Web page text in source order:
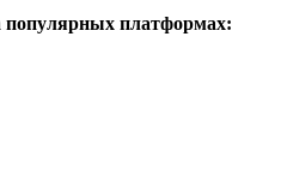
популярных платформах: